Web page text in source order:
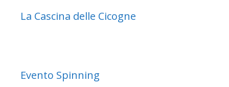
La Cascina delle Cicogne
Evento Spinning